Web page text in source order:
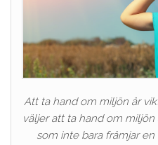
Att ta hand om miljön är
väljer att ta hand om
som inte bara främjar